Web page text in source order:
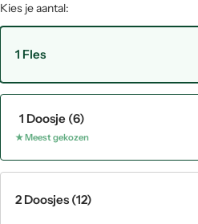
Kies je aantal:
1 Fles
1 Doosje (6)
★ Meest gekozen
2 Doosjes (12)